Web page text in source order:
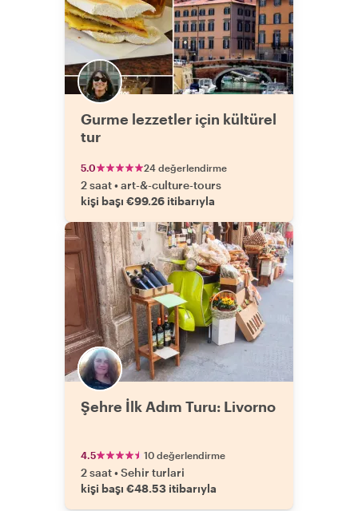
Gurme lezzetler için kültürel
tur
5.0 24 değerlendirme
2 saat•art-&-culture-tours
kişi başı €99.26 itibarıyla
Şehre İlk Adım Turu: Livorno
4.5 10 değerlendirme
2 saat•Sehir turlari
kişi başı €48.53 itibarıyla